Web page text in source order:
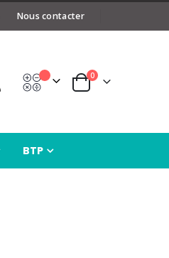
Nous contacter
Panier
0articles
Devis
BTP